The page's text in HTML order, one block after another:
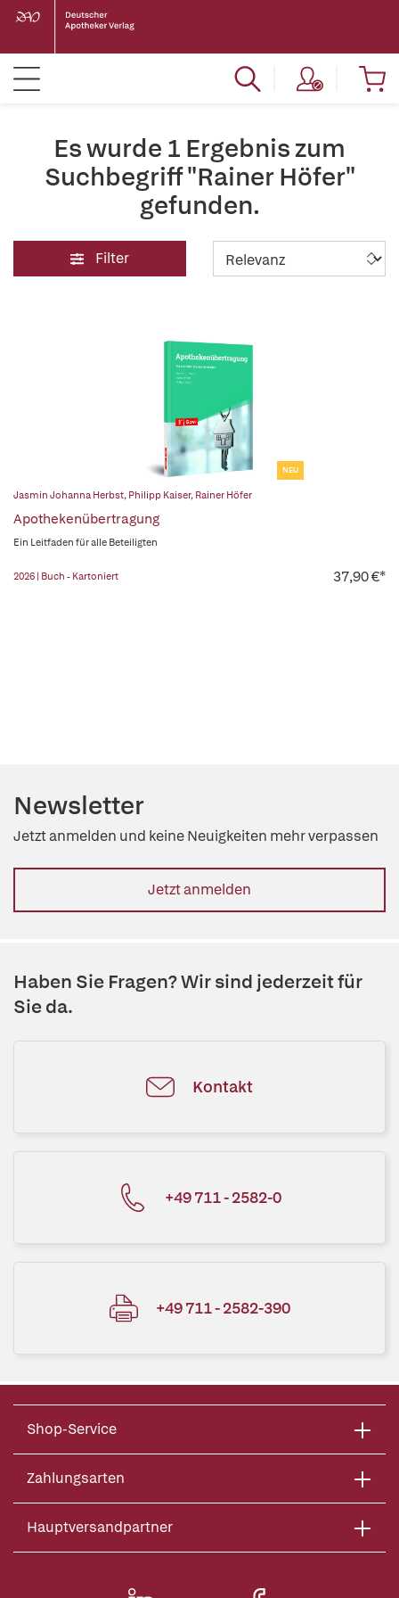
Es wurde 1 Ergebnis zum
Suchbegriff "Rainer Höfer"
gefunden.
Filter
NEU
Jasmin Johanna Herbst, Philipp Kaiser, Rainer Höfer
Apothekenübertragung
Ein Leitfaden für alle Beteiligten
2026 | Buch - Kartoniert 37,90 €*
Newsletter
Jetzt anmelden und keine Neuigkeiten mehr verpassen
Jetzt anmelden
Haben Sie Fragen? Wir sind jederzeit für
Sie da.
Kontakt
+49 711 - 2582-0
+49 711 - 2582-390
Shop-Service
Zahlungsarten
Hauptversandpartner